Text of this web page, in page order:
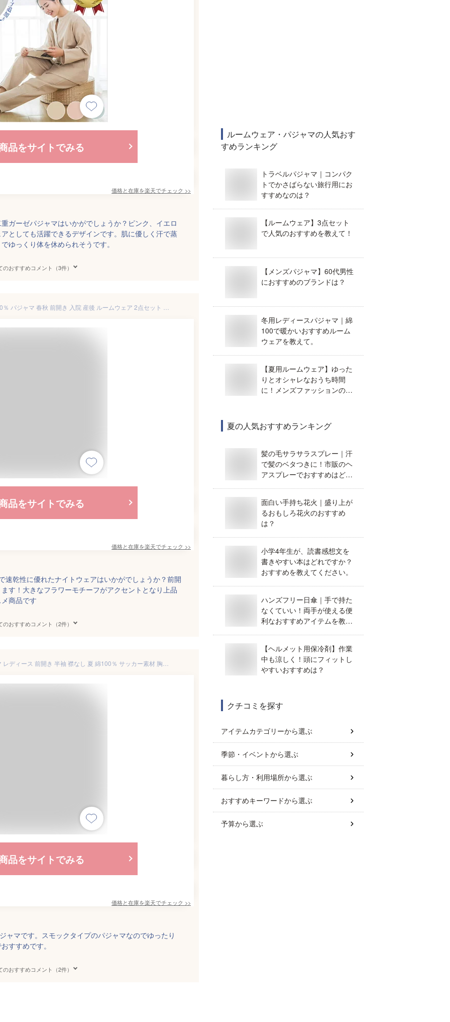
品をサイトでみる
価格と在庫を楽天でチェック >>
ガーゼパジャマはいかがでしょうか？ピンク、イエロ
としても活躍できるデザインです。肌に優しく汗で蒸
ゆっくり体を休められそうです。
のおすすめコメント（3件）
品をサイトでみる
価格と在庫を楽天でチェック >>
速乾性に優れたナイトウェアはいかがでしょうか？前開
す！大きなフラワーモチーフがアクセントとなり上品
商品です
のおすすめコメント（2件）
品をサイトでみる
価格と在庫を楽天でチェック >>
ャマです。スモックタイプのパジャマなのでゆったり
すすめです。
のおすすめコメント（2件）
ルームウェア・パジャマの人気おす
すめランキング
トラベルパジャマ｜コンパク
トでかさばらない旅行用にお
すすめなのは？
【ルームウェア】3点セット
で人気のおすすめを教えて！
【メンズパジャマ】60代男性
におすすめのブランドは？
冬用レディースパジャマ｜綿
100で暖かいおすすめルーム
ウェアを教えて。
【夏用ルームウェア】ゆった
りとオシャレなおうち時間
に！メンズファッションのオ
夏の人気おすすめランキング
髪の毛サラサラスプレー｜汗
で髪のベタつきに！市販のヘ
アスプレーでおすすめはど
面白い手持ち花火｜盛り上が
るおもしろ花火のおすすめ
は？
小学4年生が、読書感想文を
書きやすい本はどれですか？
おすすめを教えてください。
ハンズフリー日傘｜手で持た
なくていい！両手が使える便
利なおすすめアイテムを教え
【ヘルメット用保冷剤】作業
中も涼しく！頭にフィットし
やすいおすすめは？
クチコミを探す
アイテムカテゴリーから選ぶ
季節・イベントから選ぶ
暮らし方・利用場所から選ぶ
おすすめキーワードから選ぶ
予算から選ぶ